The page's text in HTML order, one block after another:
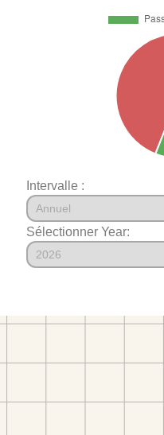
Intervalle :
Sélectionner Year: